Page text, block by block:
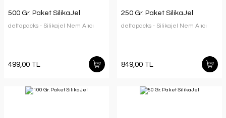
500 Gr. Paket SilikaJel
deltapacks - Silikajel Nem Alıcı
499,00 TL
250 Gr. Paket SilikaJel
deltapacks - Silikajel Nem Alıcı
849,00 TL